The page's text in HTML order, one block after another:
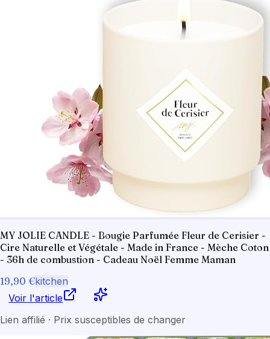
MY JOLIE CANDLE - Bougie Parfumée Fleur de Cerisier -
Cire Naturelle et Végétale - Made in France - Mèche Coton
- 36h de combustion - Cadeau Noël Femme Maman
19,90 €kitchen
Voir l'article
Lien affilié · Prix susceptibles de changer